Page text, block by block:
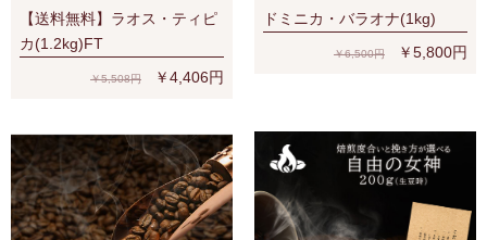
【送料無料】ラオス・ティピ
カ(1.2kg)FT
￥5,508円 ￥4,406円
ドミニカ・バラオナ(1kg)
￥6,500円 ￥5,800円